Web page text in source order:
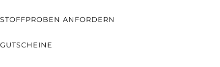
STOFFPROBEN ANFORDERN
GUTSCHEINE